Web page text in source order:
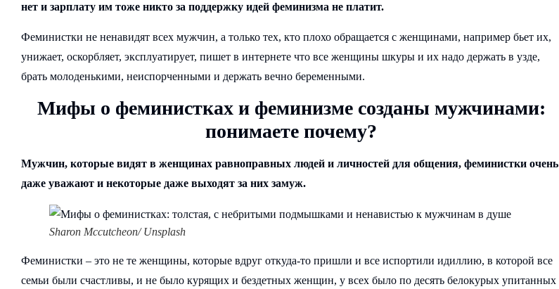
нет и зарплату им тоже никто за поддержку идей феминизма не платит.
Феминистки не ненавидят всех мужчин, а только тех, кто плохо обращается с женщинами, например бьет их,
унижает, оскорбляет, эксплуатирует, пишет в интернете что все женщины шкуры и их надо держать в узде,
брать молоденькими, неиспорченными и держать вечно беременными.
Мифы о феминистках и феминизме созданы мужчинами:
понимаете почему?
Мужчин, которые видят в женщинах равноправных людей и личностей для общения, феминистки очень
даже уважают и некоторые даже выходят за них замуж.
Sharon Mccutcheon/ Unsplash
Феминистки – это не те женщины, которые вдруг откуда-то пришли и все испортили идиллию, в которой все
семьи были счастливы, и не было курящих и бездетных женщин, у всех было по десять белокурых упитанных